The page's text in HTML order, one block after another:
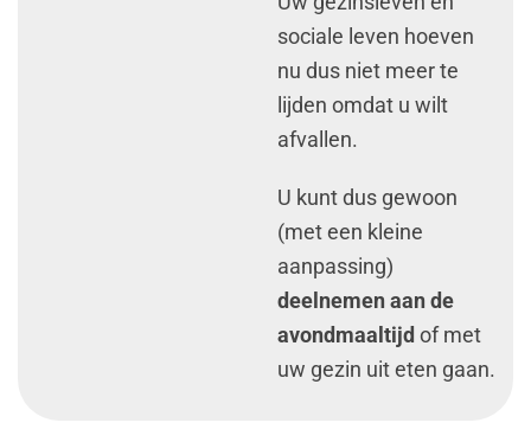
sociale leven hoeven
nu dus niet meer te
lijden omdat u wilt
afvallen.
U kunt dus gewoon
(met een kleine
aanpassing)
deelnemen aan de
avondmaaltijdof met
uw gezin uit eten gaan.